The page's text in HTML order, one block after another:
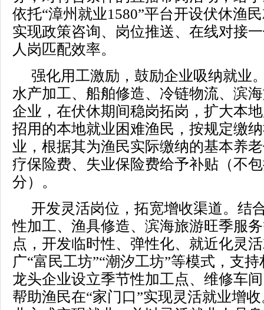
依托“漳州就业1580”平台开设伏休渔
实现政策咨询、岗位推送、在线对接
人岗匹配效率。
强化用工激励，鼓励企业吸纳就业
水产加工、船舶修造、冷链物流、滨
企业，在伏休期间稳岗拓岗，扩大本
招用的本地就业困难渔民，按规定缴
业，根据其为渔民实际缴纳的基本养
疗保险费、失业保险费给予补贴（不
分）。
开发灵活岗位，拓宽增收渠道。结
性加工、渔具修造、滨海旅游旺季服
点，开发临时性、弹性化、就近化灵
广“富民工坊”“潮汐工坊”等模式，支
龙头企业设立季节性加工点、维修车
帮助渔民在“家门口”实现灵活就业增